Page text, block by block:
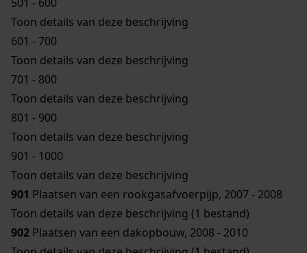
Toon details van deze beschrijving
601 - 700
Toon details van deze beschrijving
701 - 800
Toon details van deze beschrijving
801 - 900
Toon details van deze beschrijving
901 - 1000
Toon details van deze beschrijving
901 Plaatsen van een rookgasafvoerpijp, 2007 - 2008
Toon details van deze beschrijving (1 bestand)
902 Plaatsen van een dakopbouw, 2008 - 2010